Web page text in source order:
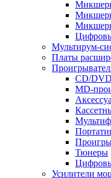
Мультирум-
Платы
CD/
MD-
Тюнеры
Усилители